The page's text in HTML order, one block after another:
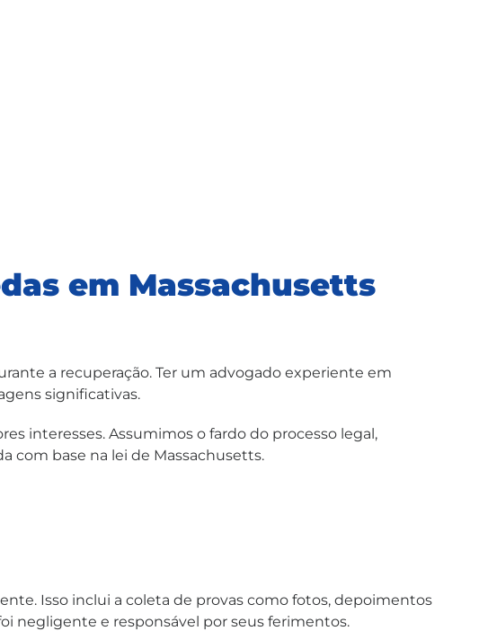
em Massachusetts
a recuperação. Ter um advogado experiente em
significativas.
interesses. Assumimos o fardo do processo legal,
com base na lei de Massachusetts.
Isso inclui a coleta de provas como fotos, depoimentos
negligente e responsável por seus ferimentos.